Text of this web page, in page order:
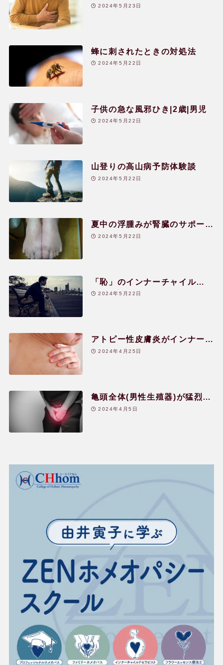
健康相談会の治癒・改善例
水のレメディー体験談
JPHMAコングレス発表症例
読み物
よくある質問
レメディー辞典
と回復のケア|60代|男性
2024年5月23日
蜂に刺されたときの対処法
2024年5月22日
子供の急な風邪ひき|2歳|男児
2024年5月22日
山登りの高山病予防体験談
2024年5月22日
夏中の浮腫みが腎臓のサポート
により1日で改善した!|40代|女
2024年5月22日
「恥」のインナーチャイル
ド|40代|男性
2024年5月22日
アトピー性皮膚炎がインナーチ
ャイルド癒しで大きく改善|20
2024年4月25日
亀頭全体(男性生殖器)が猛烈に
かゆくなる|50代|男性
2024年4月5日